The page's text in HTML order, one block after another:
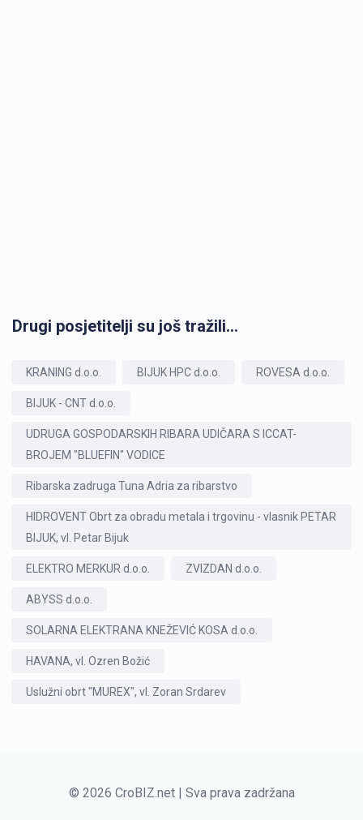
Drugi posjetitelji su još tražili...
KRANING d.o.o. BIJUK HPC d.o.o. ROVESA d.o.o.
BIJUK - CNT d.o.o.
UDRUGA GOSPODARSKIH RIBARA UDIČARA S ICCAT-
BROJEM "BLUEFIN" VODICE
Ribarska zadruga Tuna Adria za ribarstvo
HIDROVENT Obrt za obradu metala i trgovinu - vlasnik PETAR
BIJUK, vl. Petar Bijuk
ELEKTRO MERKUR d.o.o. ZVIZDAN d.o.o.
ABYSS d.o.o.
SOLARNA ELEKTRANA KNEŽEVIĆ KOSA d.o.o.
HAVANA, vl. Ozren Božić
Uslužni obrt "MUREX", vl. Zoran Srdarev
© 2026 CroBIZ.net | Sva prava zadržana